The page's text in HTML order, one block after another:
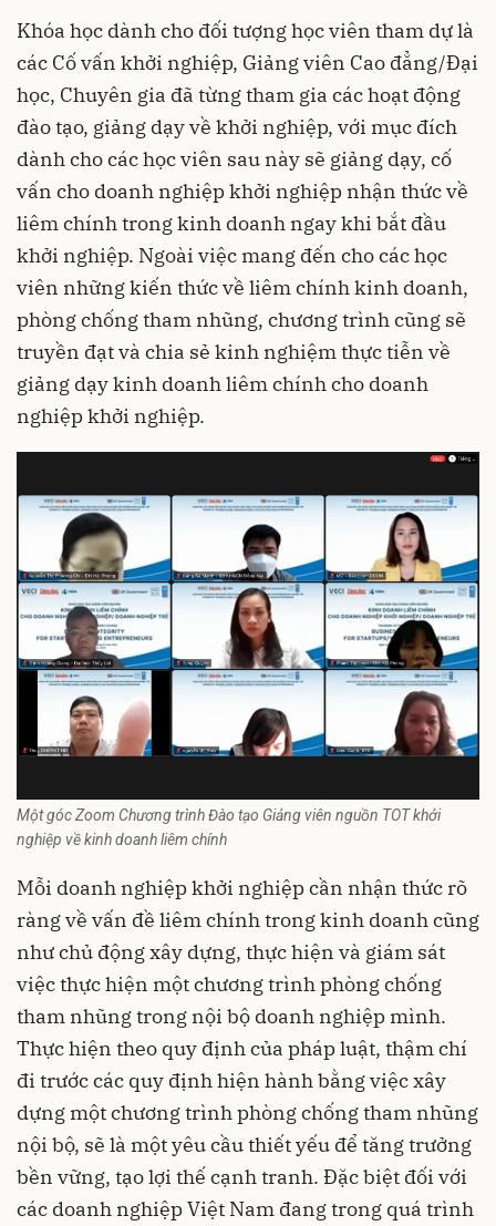
Khóa học dành cho đối tượng học viên tham dự là
các Cố vấn khởi nghiệp, Giảng viên Cao đẳng/Đại
học, Chuyên gia đã từng tham gia các hoạt động
đào tạo, giảng dạy về khởi nghiệp, với mục đích
dành cho các học viên sau này sẽ giảng dạy, cố
vấn cho doanh nghiệp khởi nghiệp nhận thức về
liêm chính trong kinh doanh ngay khi bắt đầu
khởi nghiệp. Ngoài việc mang đến cho các học
viên những kiến thức về liêm chính kinh doanh,
phòng chống tham nhũng, chương trình cũng sẽ
truyền đạt và chia sẻ kinh nghiệm thực tiễn về
giảng dạy kinh doanh liêm chính cho doanh
nghiệp khởi nghiệp.
Một góc Zoom Chương trình Đào tạo Giảng viên nguồn TOT khởi
nghiệp về kinh doanh liêm chính
Mỗi doanh nghiệp khởi nghiệp cần nhận thức rõ
ràng về vấn đề liêm chính trong kinh doanh cũng
như chủ động xây dựng, thực hiện và giám sát
việc thực hiện một chương trình phòng chống
tham nhũng trong nội bộ doanh nghiệp mình.
Thực hiện theo quy định của pháp luật, thậm chí
đi trước các quy định hiện hành bằng việc xây
dựng một chương trình phòng chống tham nhũng
nội bộ, sẽ là một yêu cầu thiết yếu để tăng trưởng
bền vững, tạo lợi thế cạnh tranh. Đặc biệt đối với
các doanh nghiệp Việt Nam đang trong quá trình